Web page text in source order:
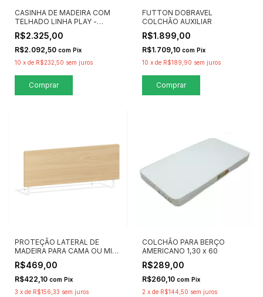
CASINHA DE MADEIRA COM
TELHADO LINHA PLAY -
QUATER MÓVEIS
R$2.325,00
R$2.092,50 com Pix
10 x de R$232,50 sem juros
Comprar
FUTTON DOBRAVEL
COLCHÃO AUXILIAR
R$1.899,00
R$1.709,10 com Pix
10 x de R$189,90 sem juros
Comprar
PROTEÇÃO LATERAL DE
MADEIRA PARA CAMA OU MINI
CAMA - QUATER MÓVEIS
R$469,00
R$422,10 com Pix
3 x de R$156,33 sem juros
COLCHÃO PARA BERÇO
AMERICANO 1,30 x 60
R$289,00
R$260,10 com Pix
2 x de R$144,50 sem juros